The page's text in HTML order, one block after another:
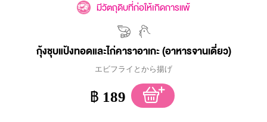
มีวัตถุดิบที่ก่อให้เกิดการแพ้
กุ้งชุบแป้งทอดและไก่คาราอาเกะ (อาหารจานเดี่ยว)
エビフライとから揚げ
฿ 189